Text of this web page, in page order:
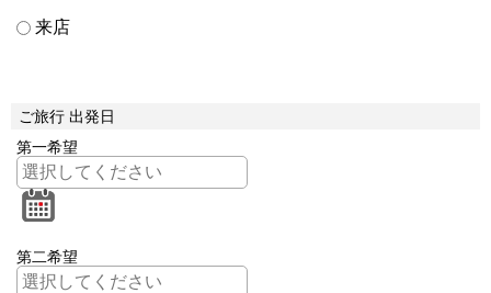
来店
ご旅行 出発日
第一希望
第二希望